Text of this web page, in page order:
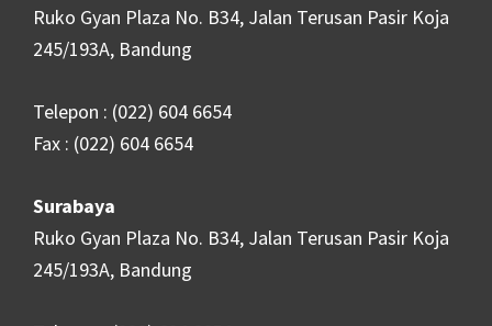
Ruko Gyan Plaza No. B34, Jalan Terusan Pasir Koja
245/193A, Bandung
Telepon : (022) 604 6654
Fax : (022) 604 6654
Surabaya
Ruko Gyan Plaza No. B34, Jalan Terusan Pasir Koja
245/193A, Bandung